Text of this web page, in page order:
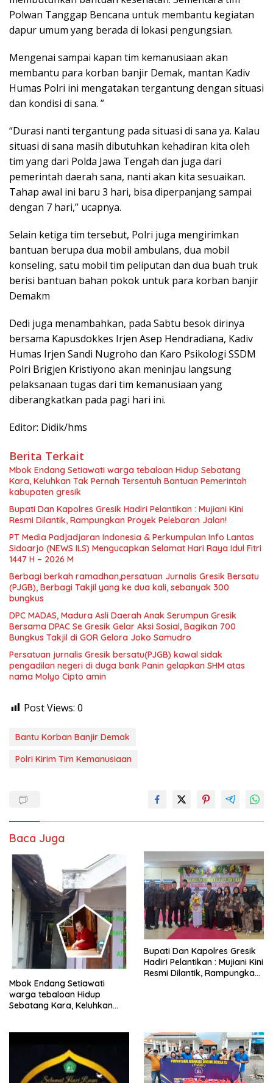
Polwan Tanggap Bencana untuk membantu kegiatan
dapur umum yang berada di lokasi pengungsian.
Mengenai sampai kapan tim kemanusiaan akan
membantu para korban banjir Demak, mantan Kadiv
Humas Polri ini mengatakan tergantung dengan situasi
dan kondisi di sana. ”
“Durasi nanti tergantung pada situasi di sana ya. Kalau
situasi di sana masih dibutuhkan kehadiran kita oleh
tim yang dari Polda Jawa Tengah dan juga dari
pemerintah daerah sana, nanti akan kita sesuaikan.
Tahap awal ini baru 3 hari, bisa diperpanjang sampai
dengan 7 hari,” ucapnya.
Selain ketiga tim tersebut, Polri juga mengirimkan
bantuan berupa dua mobil ambulans, dua mobil
konseling, satu mobil tim peliputan dan dua buah truk
berisi bantuan bahan pokok untuk para korban banjir
Demakm
Dedi juga menambahkan, pada Sabtu besok dirinya
bersama Kapusdokkes Irjen Asep Hendradiana, Kadiv
Humas Irjen Sandi Nugroho dan Karo Psikologi SSDM
Polri Brigjen Kristiyono akan meninjau langsung
pelaksanaan tugas dari tim kemanusiaan yang
diberangkatkan pada pagi hari ini.
Editor: Didik/hms
Berita Terkait
Mbok Endang Setiawati warga tebaloan Hidup Sebatang
Kara, Keluhkan Tak Pernah Tersentuh Bantuan Pemerintah
kabupaten gresik
​Bupati Dan Kapolres Gresik Hadiri Pelantikan : Mujiani Kini
Resmi Dilantik, Rampungkan Proyek Pelebaran Jalan!
PT Media Padjadjaran Indonesia & Perkumpulan Info Lantas
Sidoarjo (NEWS ILS) Mengucapkan Selamat Hari Raya Idul Fitri
1447 H – 2026 M
Berbagi berkah ramadhan,persatuan Jurnalis Gresik Bersatu
(PJGB), Berbagi Takjil yang ke dua kali, sebanyak 300
bungkus
DPC MADAS, Madura Asli Daerah Anak Serumpun Gresik
Bersama DPAC Se Gresik Gelar Aksi Sosial, Bagikan 700
Bungkus Takjil di GOR Gelora Joko Samudro
Persatuan jurnalis Gresik bersatu(PJGB) kawal sidak
pengadilan negeri di duga bank Panin gelapkan SHM atas
nama Molyo Cipto amin
Post Views: 0
Bantu Korban Banjir Demak
Polri Kirim Tim Kemanusiaan
Baca Juga
Mbok Endang Setiawati
warga tebaloan Hidup
Sebatang Kara, Keluhkan
​Bupati Dan Kapolres Gresik
Hadiri Pelantikan : Mujiani Kini
Resmi Dilantik, Rampungkan